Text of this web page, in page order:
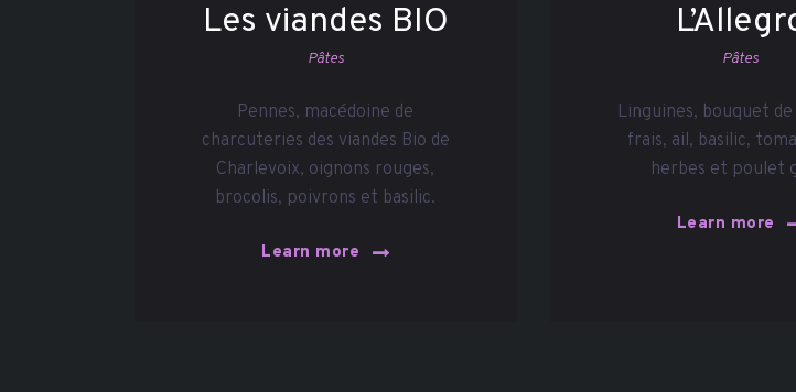
Les viandes BIO
Pâtes
Pennes, macédoine de
charcuteries des viandes Bio de
Charlevoix, oignons rouges,
brocolis, poivrons et basilic.
Learn more
Pâtes
Linguines, bouquet
frais, ail, basilic,
herbes et poulet
Learn more